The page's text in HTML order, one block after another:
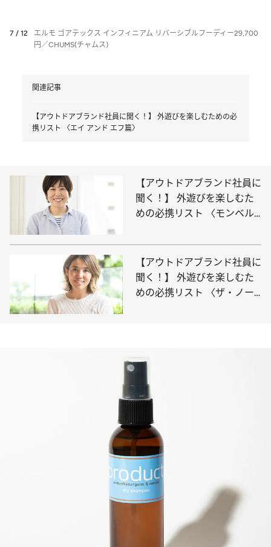
7 / 12
エルモ ゴアテックス インフィニアム リバーシブルフーディー29,700
円／CHUMS(チャムス)
関連記事
【アウトドアブランド社員に聞く！】 外遊びを楽しむための必
携リスト 〈エイ アンド エフ篇〉
【アウトドアブランド社員に
聞く！】 外遊びを楽しむた
めの必携リスト 〈モンベル
【アウトドアブランド社員に
聞く！】 外遊びを楽しむた
めの必携リスト 〈ザ・ノー